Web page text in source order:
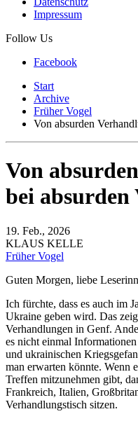
Impressum
Follow Us
Facebook
Start
Archive
Früher Vogel
Von absurden
Von
bei absurden
19. Feb., 2026
KLAUS KELLE
Früher Vogel
Guten Morgen, liebe
Ich fürchte, dass es auch im
Ukraine geben wird. Das
Verhandlungen in Genf.
es nicht einmal
und ukrainischen
man erwarten könnte. Wenn
Treffen mitzunehmen gibt,
Frankreich, Italien,
Verhandlungstisch sitzen.